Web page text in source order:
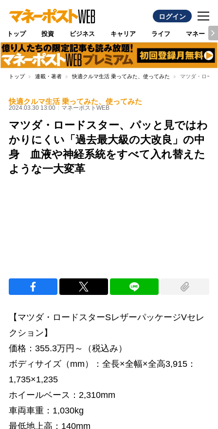
ログイン
トップ 投資 ビジネス キャリア ライフ マネー
トップ 連載・著者 快適クルマ生活 乗ってみた、使ってみた マツダ・ロー
快適クルマ生活 乗ってみた、使ってみた
2024.03.30 13:00 マネーポストWEB
マツダ・ロードスター、パッと見ではわ
かりにくい「過去最大級の大改良」の中
身 血液や神経系統をすべて入れ替えた
ような一大変革
【マツダ・ロードスターSレザーパッケージVセレ
クション】
価格：355.3万円～（税込み）
ボディサイズ（mm）：全長×全幅×全高3,915：
1,735×1,235
ホイールベース：2,310mm
車両車重：1,030kg
最低地上高：140mm